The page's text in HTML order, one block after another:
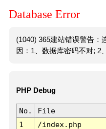
Database Error
(1040) 365建站错误警告：
因：1、数据库密码不对; 2
PHP Debug
No. File
1
/index.php